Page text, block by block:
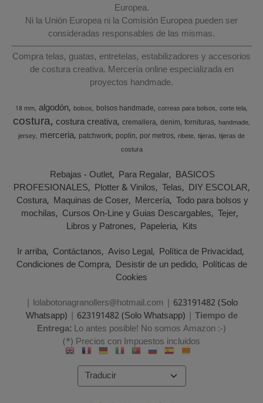
Europea.
Ni la Unión Europea ni la Comisión Europea pueden ser
consideradas responsables de las mismas.
Compra telas, guatas, entretelas, estabilizadores y accesorios
de costura creativa. Mercería online especializada en
proyectos handmade.
18 mm algodón bolsos bolsos handmade correas para bolsos corte tela
costura costura creativa cremallera denim fornituras handmade
jersey merceria patchwork poplin por metros ribete tijeras tijeras de
costura
Rebajas - Outlet Para Regalar BASICOS
PROFESIONALES Plotter & Vinilos Telas DIY ESCOLAR
Costura Maquinas de Coser Mercería Todo para bolsos y
mochilas Cursos On-Line y Guias Descargables Tejer
Libros y Patrones Papeleria Kits
Ir arriba Contáctanos Aviso Legal Política de Privacidad
Condiciones de Compra Desistir de un pedido Políticas de
Cookies
| lolabotonagranollers@hotmail.com | 623191482 (Solo
Whatsapp) | 623191482 (Solo Whatsapp) | Tiempo de
Entrega:Lo antes posible! No somos Amazon :-)
(*) Precios con Impuestos incluidos